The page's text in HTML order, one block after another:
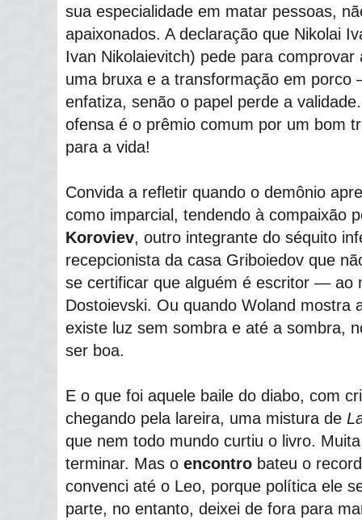
sua especialidade em matar pessoas,
apaixonados. A declaração que Nikolai
Ivan Nikolaievitch) pede para
uma bruxa e a transformação em
enfatiza, senão o papel perde a
ofensa é o prêmio comum por um bom
para a vida!
Convida a refletir quando o demônio
como imparcial, tendendo à compaixão
Koroviev, outro integrante do séquito
recepcionista da casa Griboiedov que
se certificar que alguém é escritor ― ao
Dostoievski. Ou quando Woland mostra
existe luz sem sombra e até a sombra,
ser boa.
E o que foi aquele baile do diabo, com
chegando pela lareira, uma mistura de
que nem todo mundo curtiu o livro.
terminar. Mas o encontro bateu o
convenci até o Leo, porque política ele
parte, no entanto, deixei de fora para